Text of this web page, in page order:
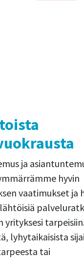
ja
hyvin
vaatimukset ja
yrityksesi
lyhytaikaisista
tai